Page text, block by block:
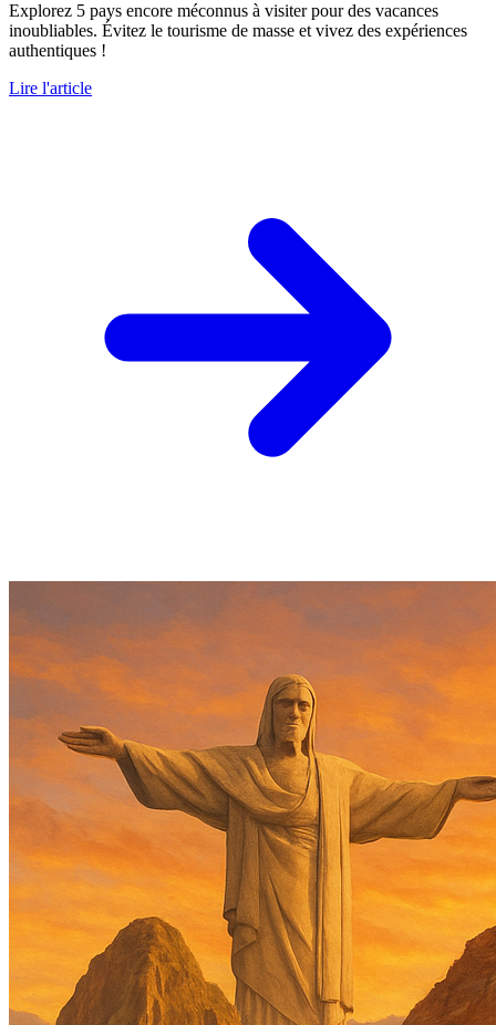
Explorez 5 pays encore méconnus à visiter pour des vacances
inoubliables. Évitez le tourisme de masse et vivez des expériences
authentiques !
Lire l'article